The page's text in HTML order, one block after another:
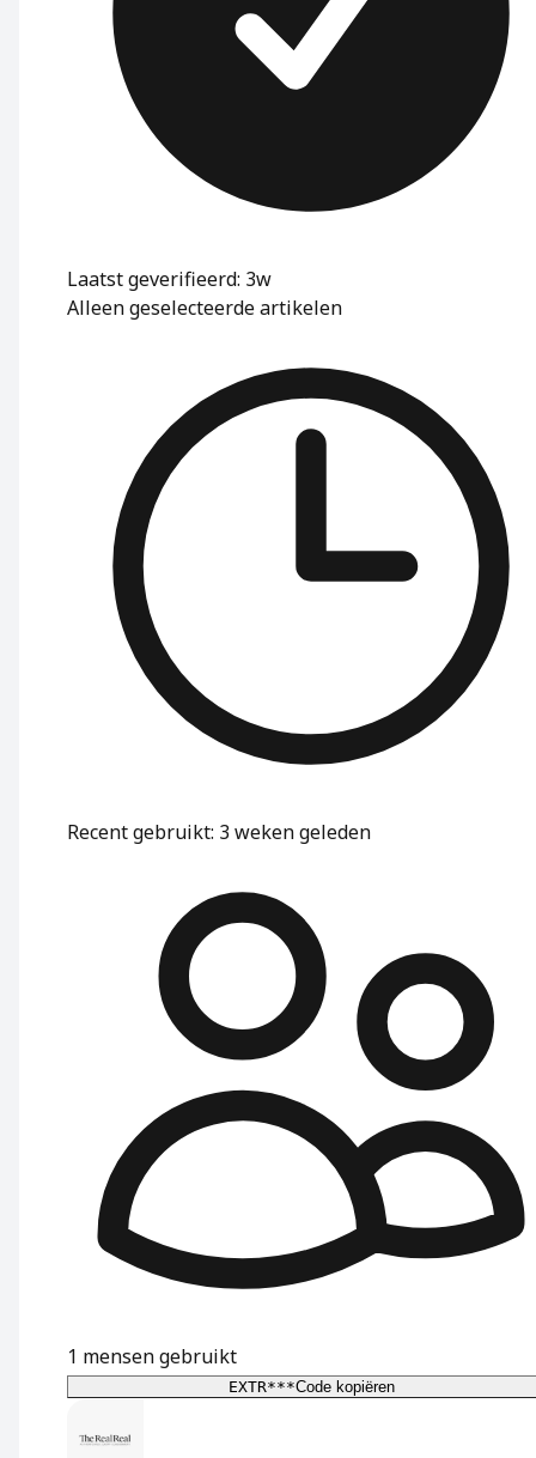
Laatst geverifieerd: 3w
Alleen geselecteerde artikelen
Recent gebruikt: 3 weken geleden
1 mensen gebruikt
EXTR***Code kopiëren